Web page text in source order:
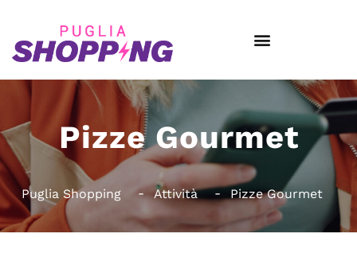
Pizze Gourmet
Puglia Shopping Attività Pizze Gourmet